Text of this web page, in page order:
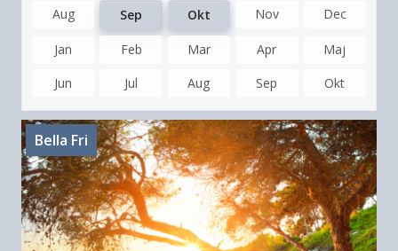
Aug Sep Okt Nov Dec
Jan Feb Mar Apr
Maj
Jun
Jul Aug Sep Okt
Bella Fri